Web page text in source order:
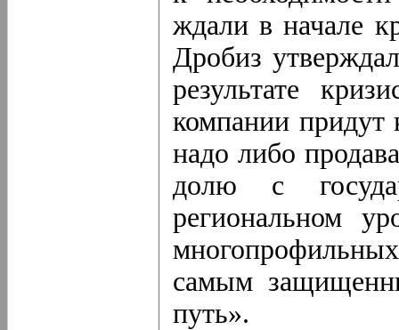
ждали в начале
Дробиз
результате
компании
надо либо
долю с
региональном
самым
путь».